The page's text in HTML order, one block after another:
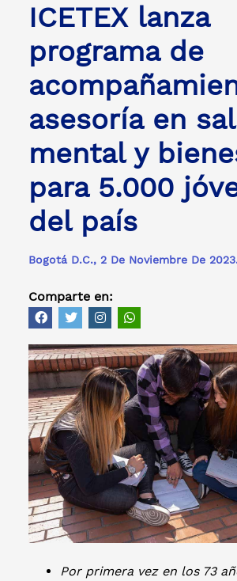
ICETEX lanza
programa de
asesoría en
mental y
para 5.000
del país
Bogotá D.C., 2 De Noviembre De
Comparte en:
Por primera vez en los 73